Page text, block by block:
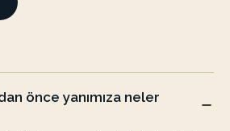
önce yanımıza neler